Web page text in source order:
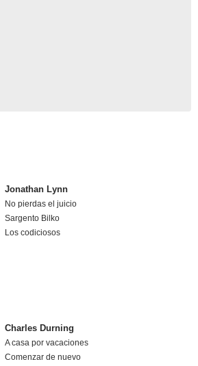
Jonathan Lynn
No pierdas el juicio
Sargento Bilko
Los codiciosos
Charles Durning
A casa por vacaciones
Comenzar de nuevo